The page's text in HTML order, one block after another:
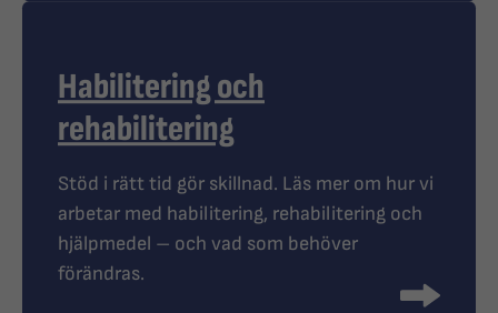
Habilitering och
rehabilitering
Stöd i rätt tid gör skillnad. Läs mer om hur vi
arbetar med habilitering, rehabilitering och
hjälpmedel – och vad som behöver
förändras.